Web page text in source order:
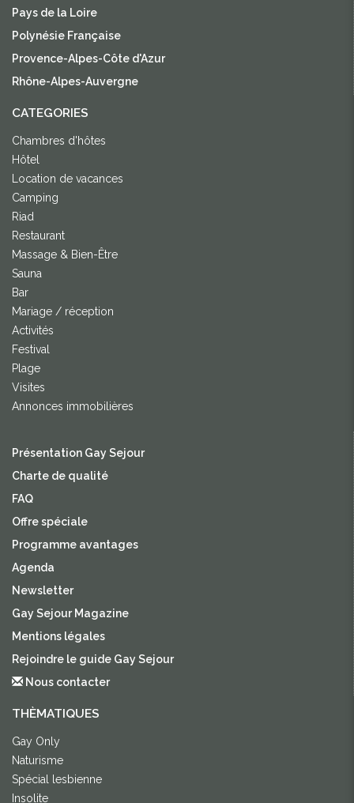
Pays de la Loire
Polynésie Française
Provence-Alpes-Côte d'Azur
Rhône-Alpes-Auvergne
CATEGORIES
Chambres d'hôtes
Hôtel
Location de vacances
Camping
Riad
Restaurant
Massage & Bien-Être
Sauna
Bar
Mariage / réception
Activités
Festival
Plage
Visites
Annonces immobilières
Présentation Gay Sejour
Charte de qualité
FAQ
Offre spéciale
Programme avantages
Agenda
Newsletter
Gay Sejour Magazine
Mentions légales
Rejoindre le guide Gay Sejour
Nous contacter
THÈMATIQUES
Gay Only
Naturisme
Spécial lesbienne
Insolite